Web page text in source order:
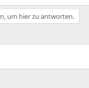
um hier zu antworten.